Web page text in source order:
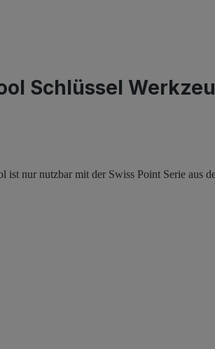
Schlüssel
nur nutzbar mit der Swiss Point Serie aus